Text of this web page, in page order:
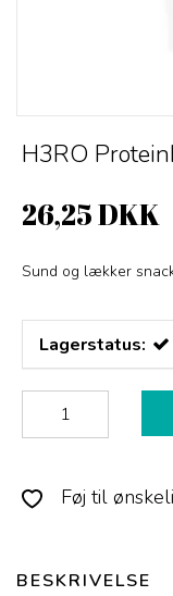
H3RO
26,25 DKK
Sund og lækker
Lagerstatus:
Føj til
BESKRIVELSE